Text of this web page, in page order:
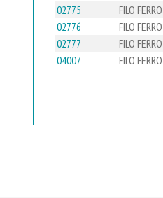
02775
FILO
02776
FILO
02777
FILO
04007
FILO